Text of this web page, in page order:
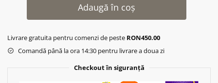
Adaugă în coș
Livrare gratuita pentru comenzi de peste RON450.00
Comandă până la ora 14:30 pentru livrare a doua zi
Checkout în siguranță